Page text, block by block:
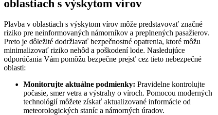
oblastiach s výskytom vírov
Plavba v oblastiach s výskytom vírov môže predstavovať značné
riziko pre neinformovaných námorníkov a preplnených pasažierov.
Preto je dôležité dodržiavať bezpečnostné opatrenia, ktoré môžu
minimalizovať riziko nehôd a poškodení lode. Nasledujúce
odporúčania Vám pomôžu bezpečne prejsť cez tieto nebezpečné
oblasti:
Monitorujte aktuálne podmienky: Pravidelne kontrolujte
počasie, smer vetra a výstrahy o víroch. Pomocou moderných
technológií môžete získať aktualizované informácie od
meteorologických staníc a námorných úradov.